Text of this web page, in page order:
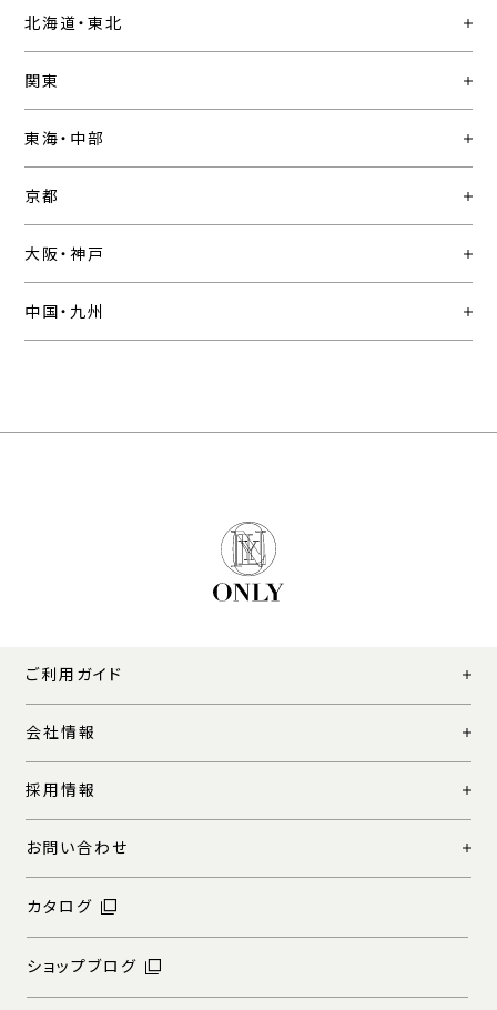
北海道・東北
関東
東海・中部
京都
大阪・神戸
中国・九州
ご利用ガイド
会社情報
採用情報
お問い合わせ
カタログ
ショップブログ